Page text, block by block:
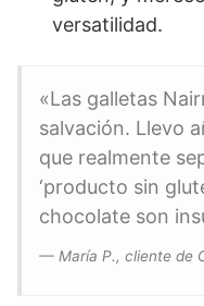
versatilidad.
«Las galletas
salvación. Llevo
que realmente
‘producto sin
chocolate son
— María P., cliente de